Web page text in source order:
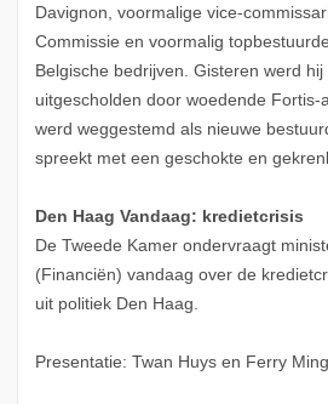
Davignon, voormalige vice-
Commissie en voormalig
Belgische bedrijven. Gisteren werd hij
uitgescholden door woedende Fortis-
werd weggestemd als nieuwe
spreekt met een geschokte en
Den Haag Vandaag: kredietcrisis
De Tweede Kamer ondervraagt
(Financiën) vandaag over de
uit politiek Den Haag.
Presentatie: Twan Huys en Ferry